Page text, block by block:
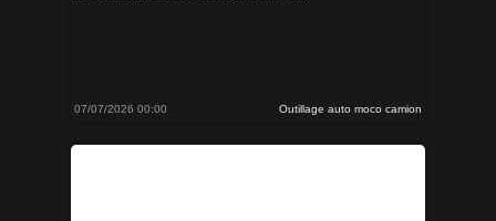
07/07/2026 00:00 Outillage auto moco camion